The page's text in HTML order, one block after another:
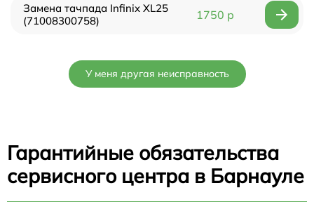
Замена тачпада Infinix XL25
(71008300758)
1750 р
У меня другая неисправность
Гарантийные обязательства
сервисного центра в Барнауле